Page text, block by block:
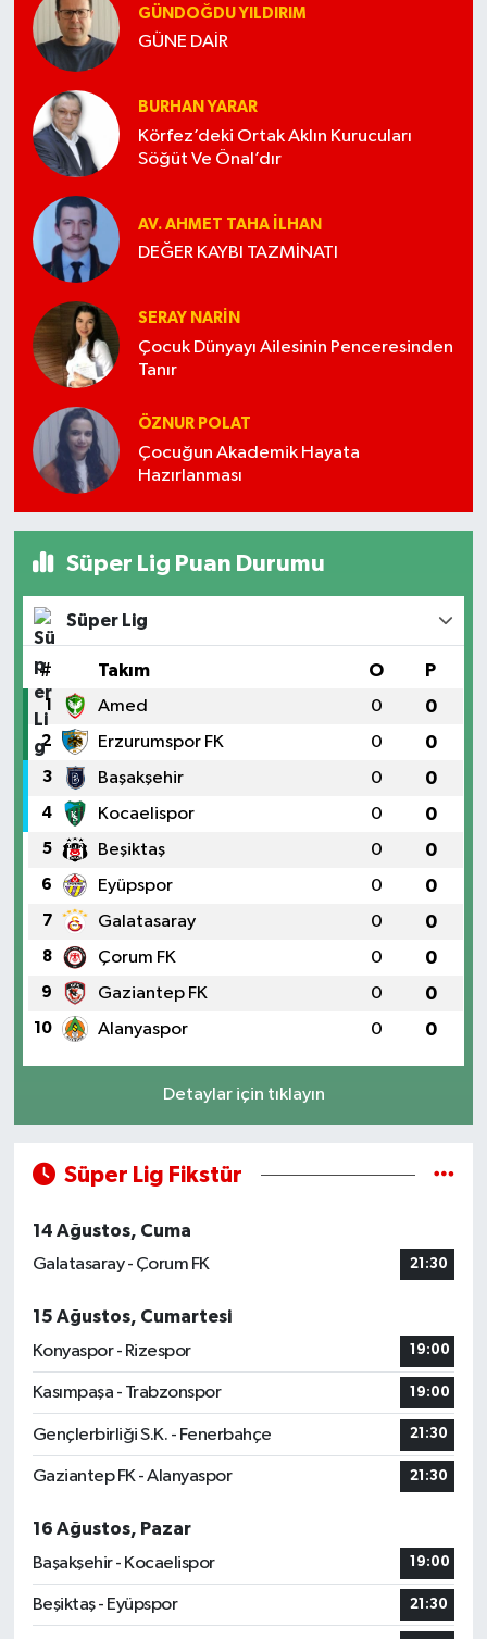
GÜNDOĞDU YILDIRIM
GÜNE DAİR
BURHAN YARAR
Körfez’deki Ortak Aklın Kurucuları
Söğüt Ve Önal’dır
AV. AHMET TAHA İLHAN
DEĞER KAYBI TAZMİNATI
SERAY NARİN
Çocuk Dünyayı Ailesinin Penceresinden
Tanır
ÖZNUR POLAT
Çocuğun Akademik Hayata
Hazırlanması
Süper Lig Puan Durumu
Süper Lig
# Takım O P
1 Amed 0 0
2 Erzurumspor FK 0 0
3 Başakşehir 0 0
4 Kocaelispor 0 0
5 Beşiktaş 0 0
6 Eyüpspor 0 0
7 Galatasaray 0 0
8 Çorum FK 0 0
9 Gaziantep FK 0 0
10 Alanyaspor 0 0
Detaylar için tıklayın
Süper Lig Fikstür
14 Ağustos, Cuma
Galatasaray - Çorum FK
21:30
15 Ağustos, Cumartesi
Konyaspor - Rizespor
19:00
Kasımpaşa - Trabzonspor 19:00
Gençlerbirliği S.K. - Fenerbahçe 21:30
Gaziantep FK - Alanyaspor 21:30
16 Ağustos, Pazar
Başakşehir - Kocaelispor
19:00
Beşiktaş - Eyüpspor 21:30